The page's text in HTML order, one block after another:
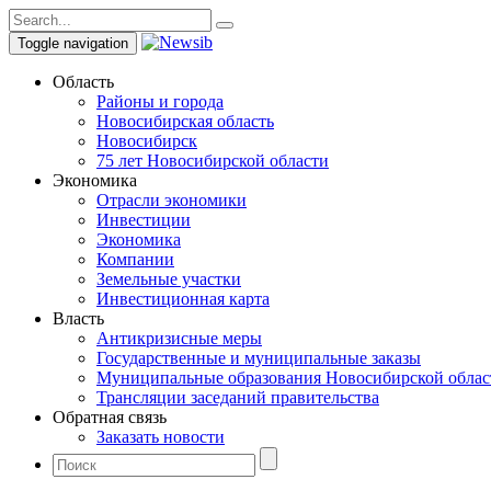
Toggle navigation
Область
Районы и города
Новосибирская область
Новосибирск
75 лет Новосибирской области
Экономика
Отрасли экономики
Инвестиции
Экономика
Компании
Земельные участки
Инвестиционная карта
Власть
Антикризисные меры
Государственные и муниципальные заказы
Муниципальные образования Новосибирской
Трансляции заседаний правительства
Обратная связь
Заказать новости